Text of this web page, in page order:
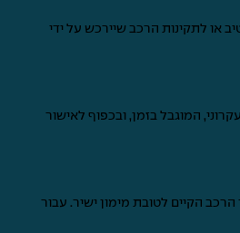
או לתקינות הרכב שיירכש על ידי
המוגבל בזמן, ובכפוף לאישור
הקיים לטובת מימון ישיר. עבור